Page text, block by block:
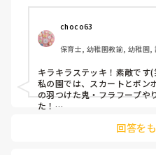
choco63
保育士, 幼稚園教諭, 幼稚園,
キラキラステッキ！素敵です(
私の園では、スカートとポン
の羽つけた鬼・フラフープ
た！
輪車取り入れてみます！
回答を